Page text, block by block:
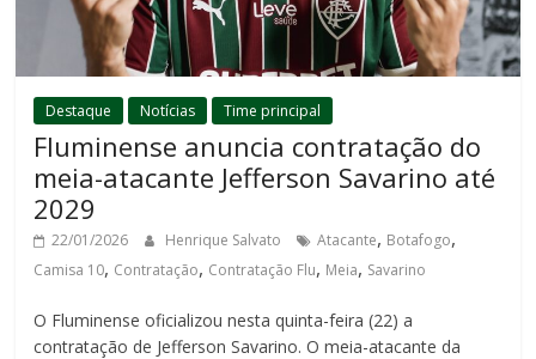
Destaque Notícias Time principal
Fluminense anuncia contratação do
meia-atacante Jefferson Savarino até
2029
22/01/2026 Henrique Salvato Atacante, Botafogo,
Camisa 10, Contratação, Contratação Flu, Meia, Savarino
O Fluminense oficializou nesta quinta-feira (22) a
contratação de Jefferson Savarino. O meia-atacante da